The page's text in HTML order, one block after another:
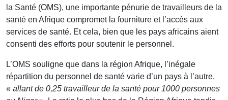
la Santé (OMS), une importante pénurie de travailleurs de la
santé en Afrique compromet la fourniture et l’accès aux
services de santé. Et cela, bien que les pays africains aient
consenti des efforts pour soutenir le personnel.
L’OMS souligne que dans la région Afrique, l’inégale
répartition du personnel de santé varie d’un pays à l’autre,
« allant de 0,25 travailleur de la santé pour 1000 personnes